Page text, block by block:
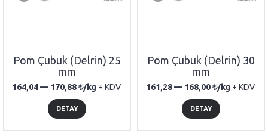
Pom Çubuk (Delrin) 25
mm
164,04 — 170,88 /kg + KDV
DETAY
Pom Çubuk (Delrin) 30
mm
161,28 — 168,00 /kg + KDV
DETAY